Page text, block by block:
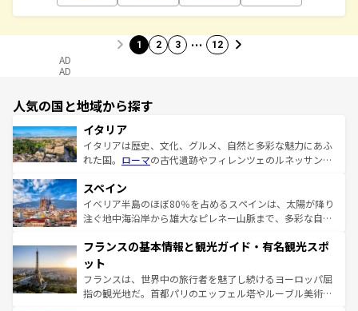
1 2 3 … 12
AD
AD
人気の国と地域から探す
イタリア
イタリアは歴史、文化、グルメ、自然と多彩な魅力にあふ
れた国。 ローマの古代遺跡やフィレンツェのルネッサンス
ろん、トスカーナの美しい田園風景やアマルフィ海岸の絶
景など、自然景観も見逃せない。観光の合間には、本場の
ピザやパスタなど、絶品のイタリア料理を堪能することも
ませてくれるイタリアで、忘れられない旅をしてみよう！
なお、新着のイタリア情報は
しい。
スペイン
イベリア半島のほぼ80％を占めるスペインは、太陽が降り
注ぐ地中海沿岸から雄大なピレネー山脈まで、多彩な自然
文化が根付くこの国では、情熱的なフラメンコ、熱気あふ
れる闘牛、そして美味しいタパスが生活の一部となってい
る。首都マドリードの洗練された雰囲気や、バルセロナの
アートに溢れた街角から、地方では古代ローマ遺跡や中世
フランスの基本情報と観光ガイド・有名観光スポ
ット
フランスは、世界中の旅行者を魅了し続けるヨーロッパ屈
指の観光地だ。首都パリのエッフェル塔やルーブル美術館